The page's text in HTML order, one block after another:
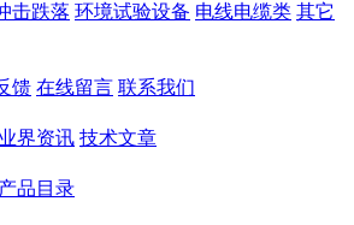
击跌落 环境试验设备 电线电缆类 其它
馈 在线留言 联系我们
业界资讯 技术文章
产品目录